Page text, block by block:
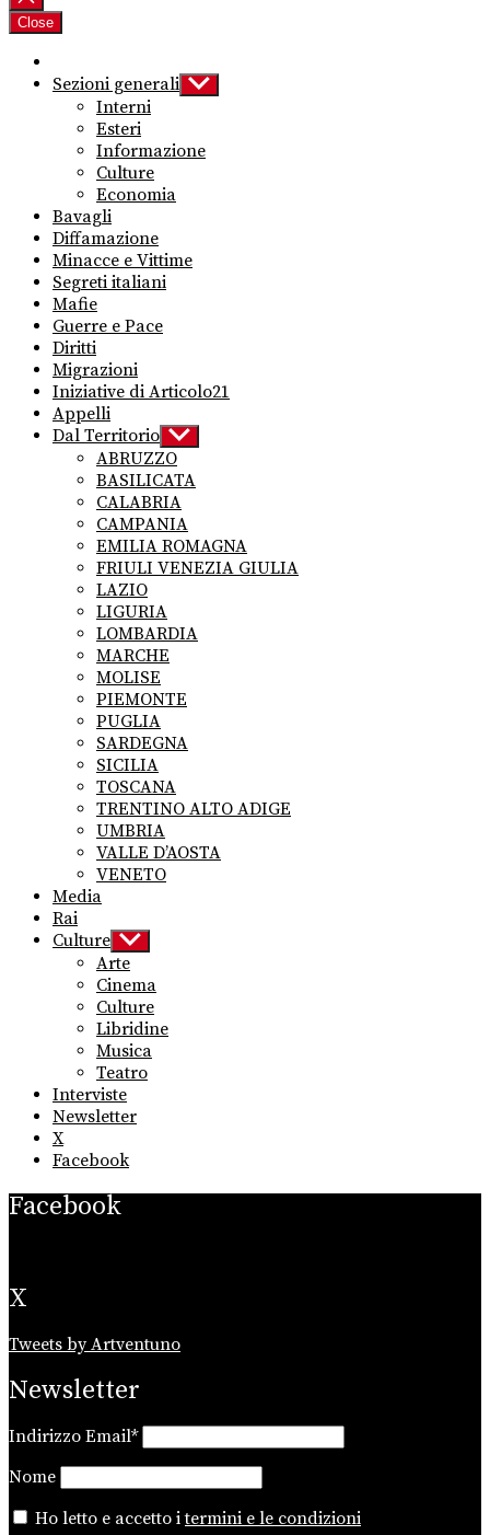
Close
Sezioni generali Show
sub
Interni
Esteri
Informazione
Culture
Economia
Bavagli
Diffamazione
Minacce e Vittime
Segreti italiani
Mafie
Guerre e Pace
Diritti
Migrazioni
Iniziative di Articolo21
Appelli
Dal Territorio Show
sub
menu
ABRUZZO
BASILICATA
CALABRIA
CAMPANIA
EMILIA ROMAGNA
FRIULI VENEZIA GIULIA
LAZIO
LIGURIA
LOMBARDIA
MARCHE
MOLISE
PIEMONTE
PUGLIA
SARDEGNA
SICILIA
TOSCANA
TRENTINO ALTO ADIGE
UMBRIA
VALLE D’AOSTA
VENETO
Media
Rai
Culture Show
sub
menu
Arte
Cinema
Culture
Libridine
Musica
Teatro
Interviste
Newsletter
X
Facebook
Facebook
X
Tweets by Artventuno
Newsletter
Indirizzo Email*
Nome
Ho letto e accetto itermini e le condizioni